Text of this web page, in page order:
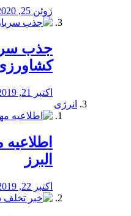
ژوئن 25, 2020
جذب
اکتبر 21, 2019
انرژی
البرز
اکتبر 22, 2019